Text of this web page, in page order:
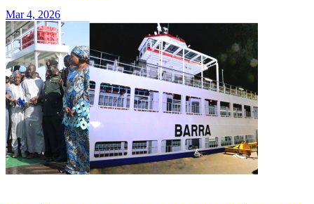
Mar 4, 2026